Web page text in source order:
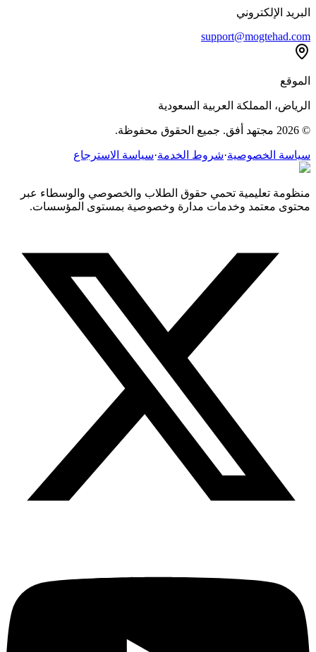
البريد الإلكتروني
support@mogtehad.com
الموقع
الرياض، المملكة العربية السعودية
© 2026 مجتهد أفق. جميع الحقوق محفوظة.
سياسة الخصوصية·شروط الخدمة·سياسة الاسترجاع
منظومة تعليمية تحمي حقوق الطلاب والخصوصي والوسطاء عبر
محتوى معتمد وخدمات مدارة وخصوصية بمستوى المؤسسات.